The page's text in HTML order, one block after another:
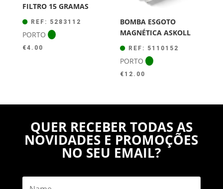
FILTRO 15 GRAMAS
REF: 5283112
PORTO
€4.00
BOMBA ESGOTO
MAGNÉTICA ASKOLL
REF: 5110152
PORTO
€ 12.00
QUER RECEBER TODAS AS
NOVIDADES E PROMOÇÕES
NO SEU EMAIL?